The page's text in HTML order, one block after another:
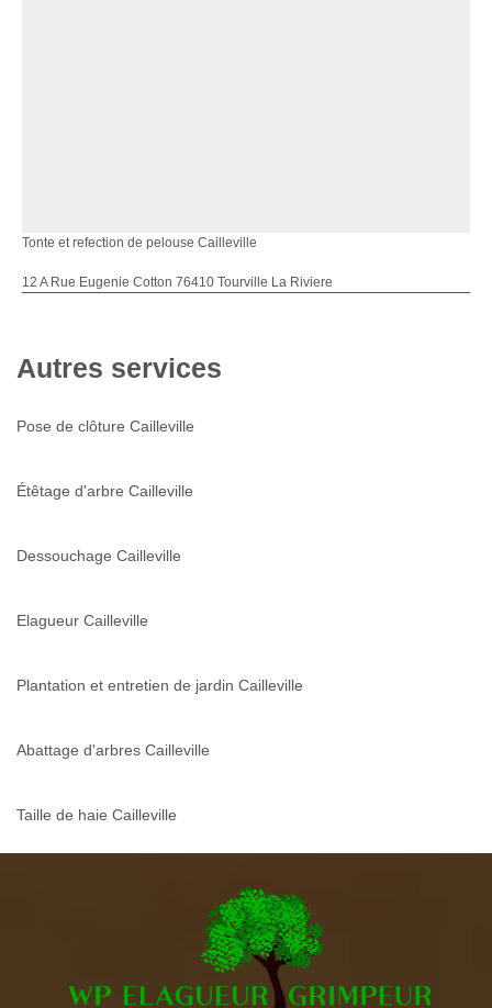
Tonte et refection de pelouse Cailleville
12 A Rue Eugenie Cotton 76410 Tourville La Riviere
Autres services
Pose de clôture Cailleville
Étêtage d'arbre Cailleville
Dessouchage Cailleville
Elagueur Cailleville
Plantation et entretien de jardin Cailleville
Abattage d'arbres Cailleville
Taille de haie Cailleville